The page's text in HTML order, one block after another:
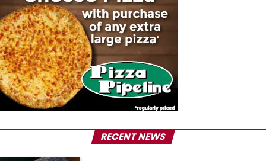
RECENT NEWS